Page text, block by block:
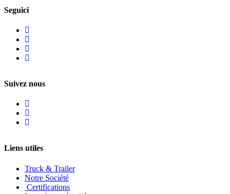
Seguici
Suivez nous
Liens utiles
Truck & Trailer
Notre Société
Certifications